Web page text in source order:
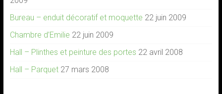
Bureau – enduit décoratif et moquette 22 juin 2009
Chambre d’Emilie 22 juin 2009
Hall – Plinthes et peinture des portes 22 avril 2008
Hall – Parquet 27 mars 2008